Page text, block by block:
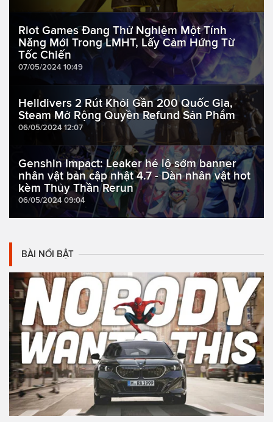
Riot Games Đang Thử Nghiệm Một Tính
Năng Mới Trong LMHT, Lấy Cảm Hứng Từ
Tốc Chiến
07/05/2024 10:49
Helldivers 2 Rút Khỏi Gần 200 Quốc Gia,
Steam Mở Rộng Quyền Refund Sản Phẩm
06/05/2024 12:07
Genshin Impact: Leaker hé lộ sớm banner
nhân vật bản cập nhật 4.7 - Dàn nhân vật hot
kèm Thủy Thần Rerun
06/05/2024 09:04
BÀI NỔI BẬT